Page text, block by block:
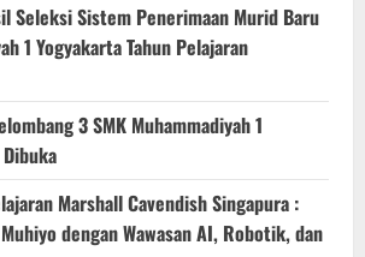
Seleksi Sistem Penerimaan Murid Baru
1 Yogyakarta Tahun Pelajaran
3 SMK Muhammadiyah 1
Marshall Cavendish Singapura :
dengan Wawasan AI, Robotik, dan